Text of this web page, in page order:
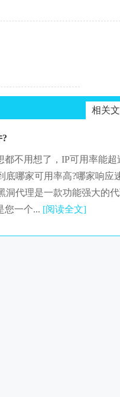
相关
都不用想了，IP可用率能
底哪家可用率高?哪家响应
洞代理是一款功能强大的
您一个... [阅读全文]